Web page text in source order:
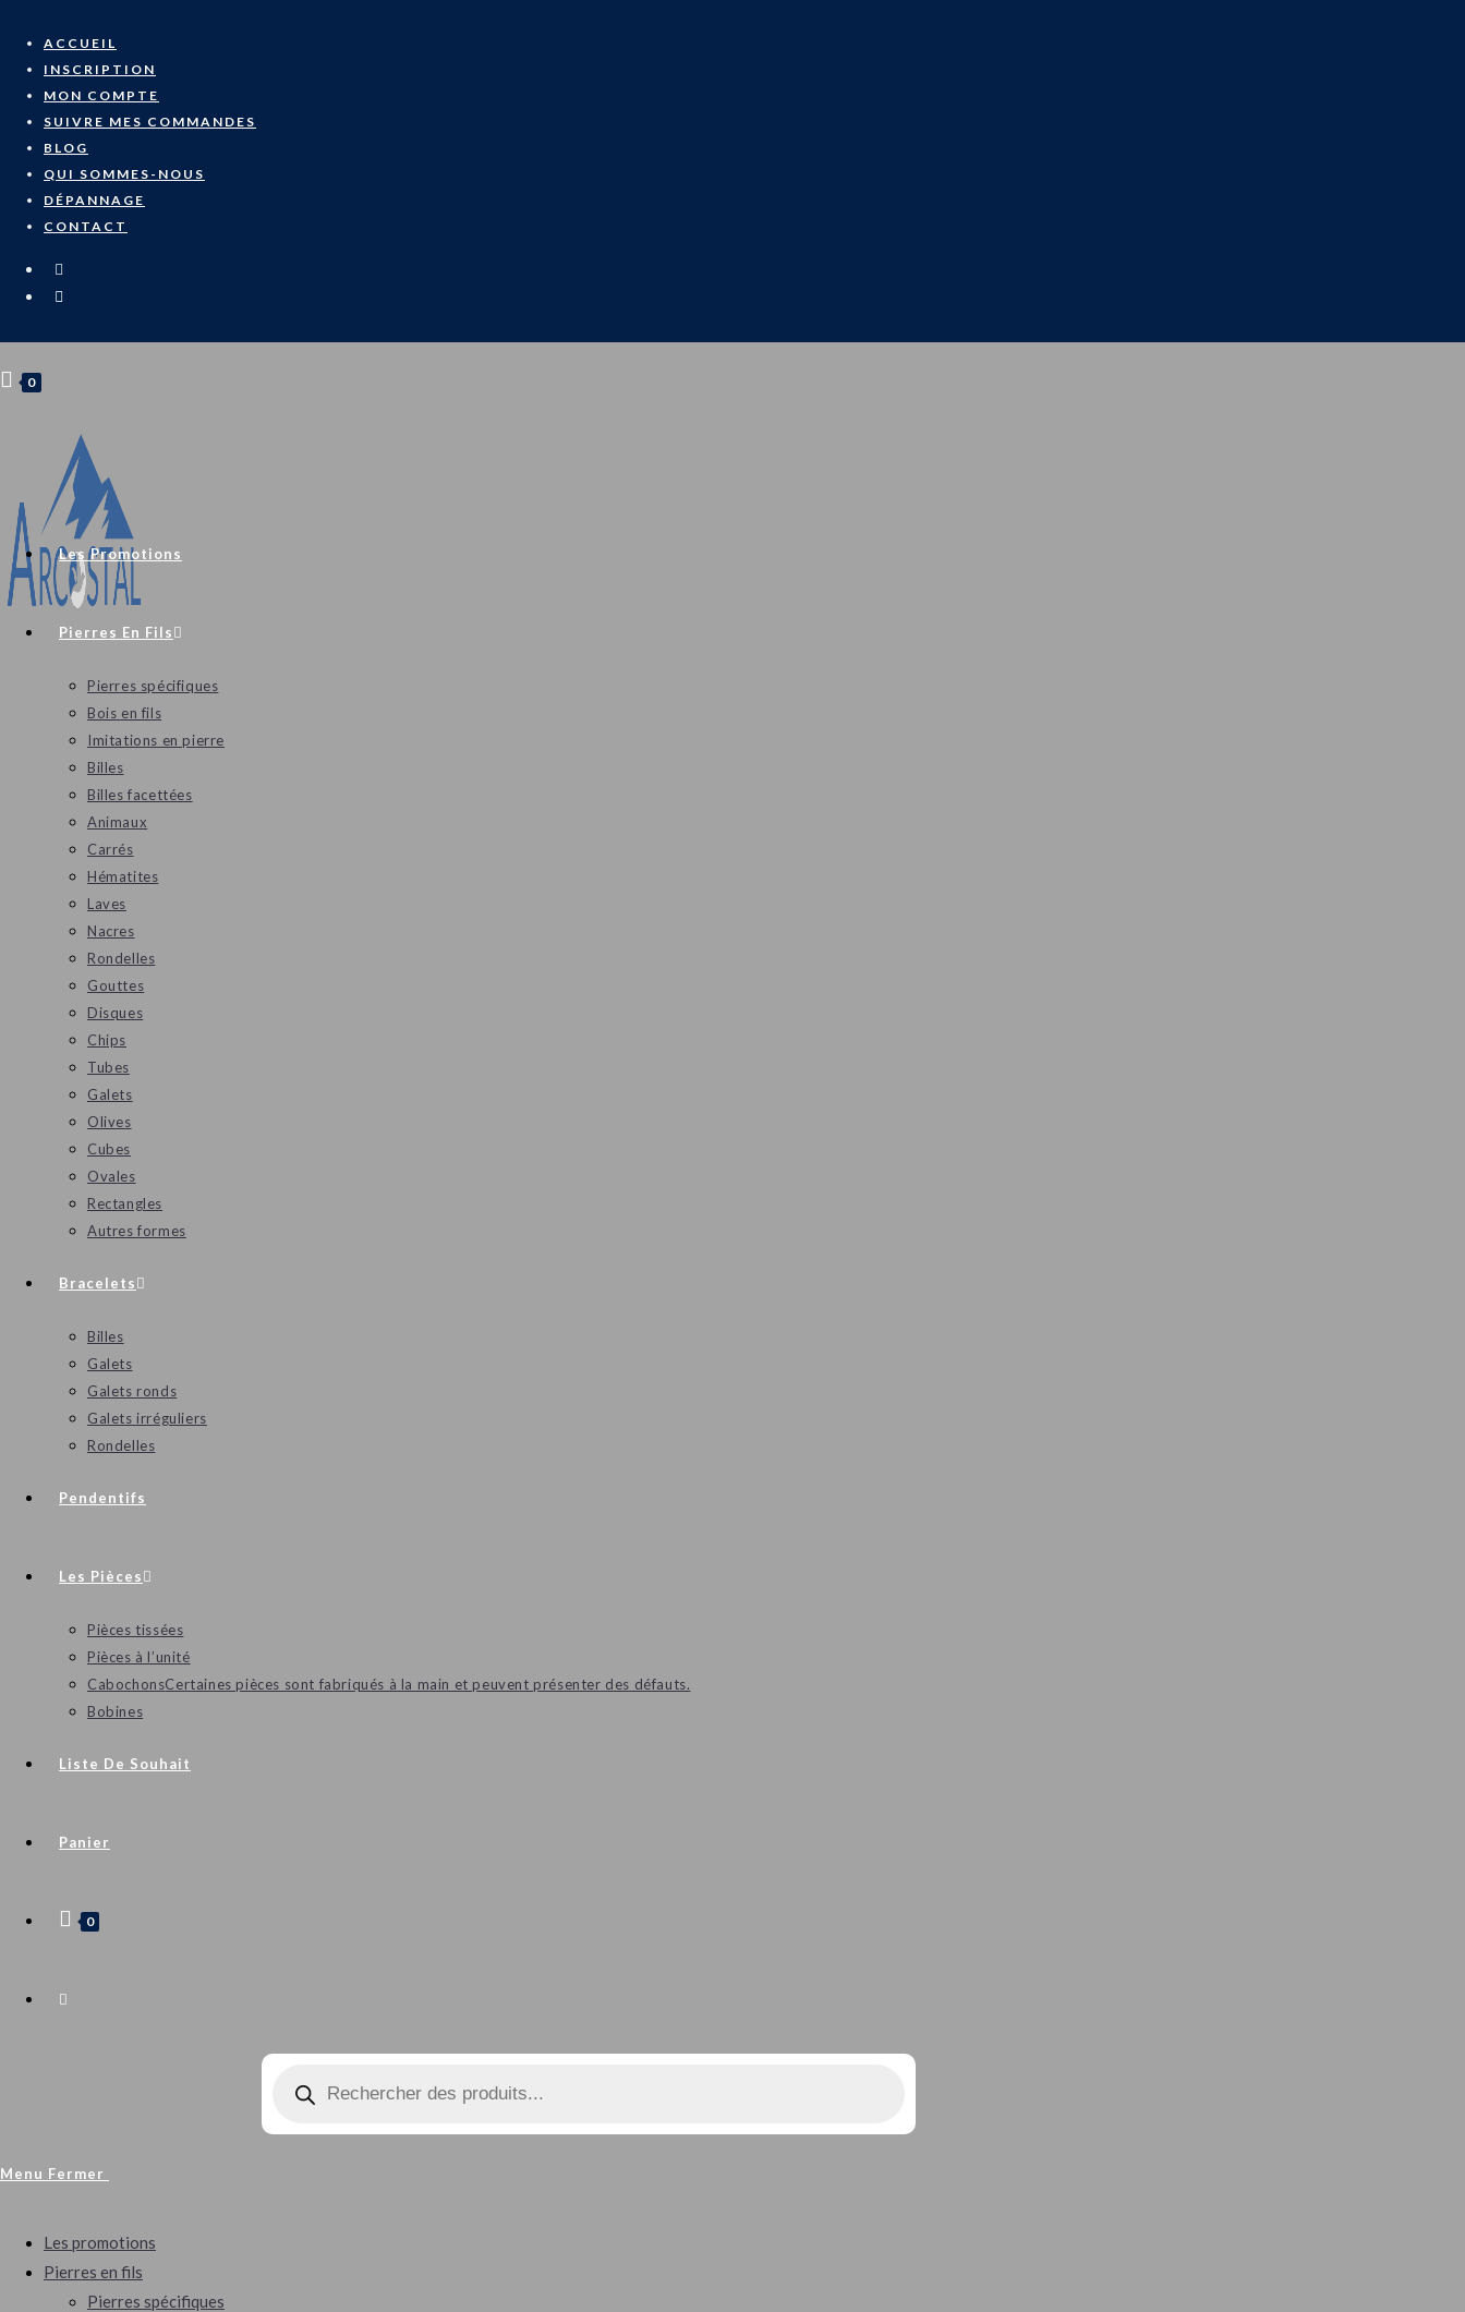
content
ACCUEIL
INSCRIPTION
MON COMPTE
SUIVRE MES COMMANDES
BLOG
QUI SOMMES-NOUS
DÉPANNAGE
CONTACT
0
Les Promotions
Pierres En Fils
Pierres spécifiques
Bois en fils
Imitations en pierre
Billes
Billes facettées
Animaux
Carrés
Hématites
Laves
Nacres
Rondelles
Gouttes
Disques
Chips
Tubes
Galets
Olives
Cubes
Ovales
Rectangles
Autres formes
Bracelets
Billes
Galets
Galets ronds
Galets irréguliers
Rondelles
Pendentifs
Les Pièces
Pièces tissées
Pièces à l’unité
CabochonsCertaines pièces sont fabriqués à la main et peuvent présenter des défauts.
Bobines
Liste De Souhait
Panier
0
Toggle
produits
Menu Fermer
Les promotions
Pierres en fils
Pierres spécifiques